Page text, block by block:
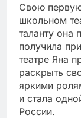
Свою
школьном
таланту она
получила
театре Яна
раскрыть
яркими
и стала
России.